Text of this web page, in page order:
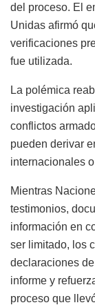
del proceso. El
Unidas afirmó
verificaciones
fue utilizada.
La polémica
investigación
conflictos
pueden derivar
internacionales
Mientras
testimonios,
información en
ser limitado, los
declaraciones
informe y
proceso que